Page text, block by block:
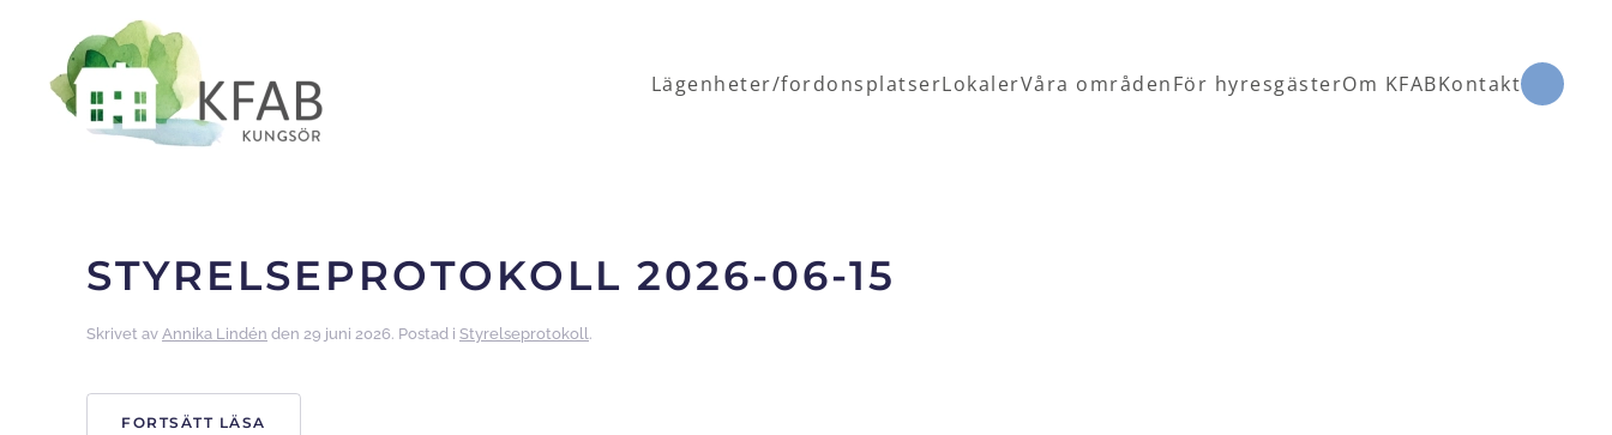
Skip to main content
Lägenheter/fordonsplatserLokalerVåra områdenFör hyresgästerOm KFABKontakt
STYRELSEPROTOKOLL 2026-06-15
Skrivet av Annika Lindén den 29 juni 2026. Postad i Styrelseprotokoll.
FORTSÄTT LÄSA